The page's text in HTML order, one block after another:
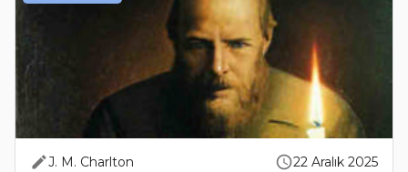
J. M. Charlton 22 Aralık 2025